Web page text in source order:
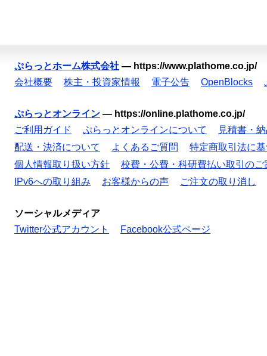
ぷらっとホーム株式会社 — https://www.plathome.co.jp/
会社概要
株主・投資家情報 電子公告 OpenBlocks
ぷらっとオンライン — https://online.plathome.co.jp/
ご利用ガイド
ぷらっとオンラインについて
見積書・
配送・決済について
よくあるご質問
特定商取引法に
個人情報取り扱い方針
校費・公費・科研費払い取引のご
IPv6への取り組み
お客様からの声 ご注文の取り消し
ソーシャルメディア
Twitter公式アカウント
Facebook公式ページ